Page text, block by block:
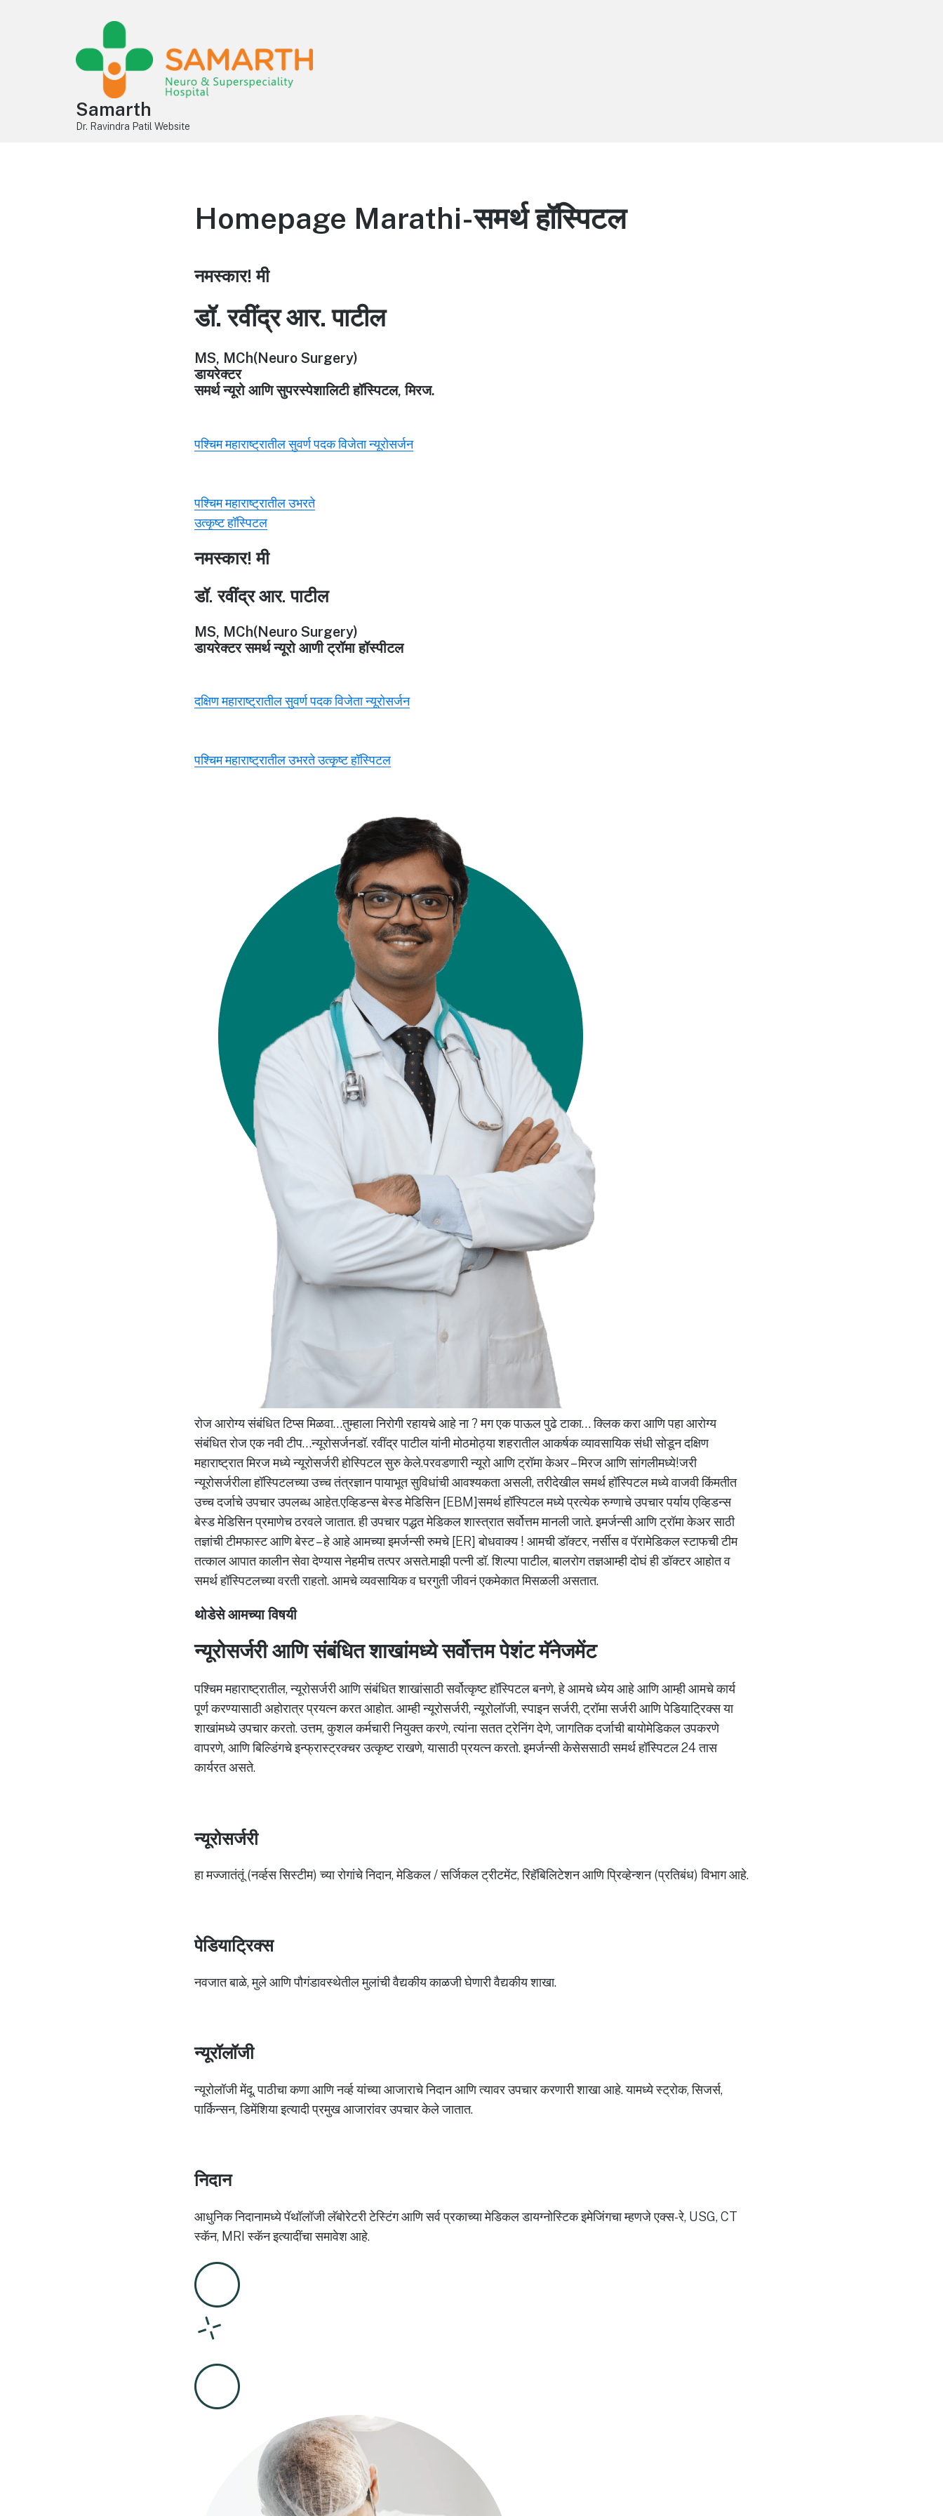
Samarth
Dr. Ravindra Patil Website
Homepage Marathi-समर्थ हॉस्पिटल
नमस्कार! मी
डॉ. रवींद्र आर. पाटील
MS, MCh(Neuro Surgery)
डायरेक्टर
समर्थ न्यूरो आणि सुपरस्पेशालिटी हॉस्पिटल, मिरज.
पश्चिम महाराष्ट्रातील सुवर्ण पदक विजेता न्यूरोसर्जन
पश्चिम महाराष्ट्रातील उभरते
उत्कृष्ट हॉस्पिटल
नमस्कार! मी
डॉ. रवींद्र आर. पाटील
MS, MCh(Neuro Surgery)
डायरेक्टर समर्थ न्यूरो आणी ट्रॉमा हॉस्पीटल
दक्षिण महाराष्ट्रातील सुवर्ण पदक विजेता न्यूरोसर्जन
पश्चिम महाराष्ट्रातील उभरते उत्कृष्ट हॉस्पिटल
रोज आरोग्य संबंधित टिप्स मिळवा…तुम्हाला निरोगी रहायचे आहे ना ? मग एक पाऊल पुढे टाका… क्लिक करा आणि पहा आरोग्य
संबंधित रोज एक नवी टीप…न्यूरोसर्जनडॉ. रवींद्र पाटील यांनी मोठमोठ्या शहरातील आकर्षक व्यावसायिक संधी सोडून दक्षिण
महाराष्ट्रात मिरज मध्ये न्यूरोसर्जरी होस्पिटल सुरु केले.परवडणारी न्यूरो आणि ट्रॉमा केअर – मिरज आणि सांगलीमध्ये!जरी
न्यूरोसर्जरीला हॉस्पिटलच्या उच्च तंत्रज्ञान पायाभूत सुविधांची आवश्यकता असली, तरीदेखील समर्थ हॉस्पिटल मध्ये वाजवी किंमतीत
उच्च दर्जाचे उपचार उपलब्ध आहेत.एव्हिडन्स बेस्ड मेडिसिन [EBM]समर्थ हॉस्पिटल मध्ये प्रत्येक रुग्णाचे उपचार पर्याय एव्हिडन्स
बेस्ड मेडिसिन प्रमाणेच ठरवले जातात. ही उपचार पद्धत मेडिकल शास्त्रात सर्वोत्तम मानली जाते. इमर्जन्सी आणि ट्रॉमा केअर साठी
तज्ञांची टीमफास्ट आणि बेस्ट – हे आहे आमच्या इमर्जन्सी रुमचे [ER] बोधवाक्य ! आमची डॉक्टर, नर्सीस व पॅरामेडिकल स्टाफची टीम
तत्काल आपात कालीन सेवा देण्यास नेहमीच तत्पर असते.माझी पत्नी डॉ. शिल्पा पाटील, बालरोग तज्ञआम्ही दोघं ही डॉक्टर आहोत व
समर्थ हॉस्पिटलच्या वरती राहतो. आमचे व्यवसायिक व घरगुती जीवनं एकमेकात मिसळली असतात.
थोडेसे आमच्या विषयी
न्यूरोसर्जरी आणि संबंधित शाखांमध्ये सर्वोत्तम पेशंट मॅनेजमेंट
पश्चिम महाराष्ट्रातील, न्यूरोसर्जरी आणि संबंधित शाखांसाठी सर्वोत्कृष्ट हॉस्पिटल बनणे, हे आमचे ध्येय आहे आणि आम्ही आमचे कार्य
पूर्ण करण्यासाठी अहोरात्र प्रयत्न करत आहोत. आम्ही न्यूरोसर्जरी, न्यूरोलॉजी, स्पाइन सर्जरी, ट्रॉमा सर्जरी आणि पेडियाट्रिक्स या
शाखांमध्ये उपचार करतो. उत्तम, कुशल कर्मचारी नियुक्त करणे, त्यांना सतत ट्रेनिंग देणे, जागतिक दर्जाची बायोमेडिकल उपकरणे
वापरणे, आणि बिल्डिंगचे इन्फ्रास्ट्रक्चर उत्कृष्ट राखणे, यासाठी प्रयत्न करतो. इमर्जन्सी केसेससाठी समर्थ हॉस्पिटल 24 तास
कार्यरत असते.
न्यूरोसर्जरी
हा मज्जातंतूं (नर्व्हस सिस्टीम) च्या रोगांचे निदान, मेडिकल / सर्जिकल ट्रीटमेंट, रिहॅबिलिटेशन आणि प्रिव्हेन्शन (प्रतिबंध) विभाग आहे.
पेडियाट्रिक्स
नवजात बाळे, मुले आणि पौगंडावस्थेतील मुलांची वैद्यकीय काळजी घेणारी वैद्यकीय शाखा.
न्यूरॉलॉजी
न्यूरोलॉजी मेंदू, पाठीचा कणा आणि नर्व्ह यांच्या आजाराचे निदान आणि त्यावर उपचार करणारी शाखा आहे. यामध्ये स्ट्रोक, सिजर्स,
पार्किन्सन, डिमेंशिया इत्यादी प्रमुख आजारांवर उपचार केले जातात.
निदान
आधुनिक निदानामध्ये पॅथॉलॉजी लॅबोरेटरी टेस्टिंग आणि सर्व प्रकाच्या मेडिकल डायग्नोस्टिक इमेजिंगचा म्हणजे एक्स-रे, USG, CT
स्कॅन, MRI स्कॅन इत्यादींचा समावेश आहे.